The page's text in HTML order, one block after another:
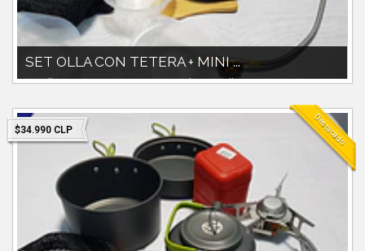
SET OLLA CON TETERA + MINI ...
Set olla 1800cc con tetera 800ccIncluye pocillos y accesorios
$34.990 CLP Destacado